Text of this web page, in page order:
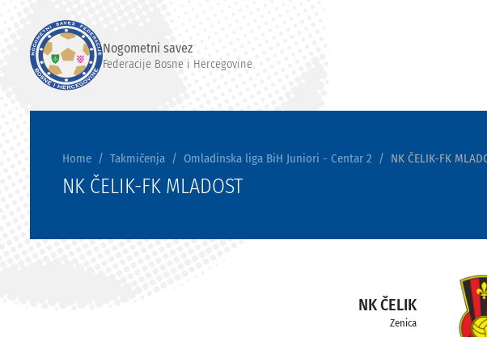
Nogometni savez
Federacije Bosne i Hercegovine
Home Takmičenja Omladinska liga BiH Juniori - Centar 2 NK ČELIK-FK
NK ČELIK-FK MLADOST
NK ČELIK
Zenica